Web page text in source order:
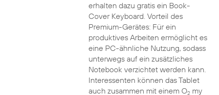
erhalten dazu gratis ein Book-
Cover Keyboard. Vorteil des
Premium-Gerätes: Für ein
produktives Arbeiten ermöglicht es
eine PC-ähnliche Nutzung, sodass
unterwegs auf ein zusätzliches
Notebook verzichtet werden kann.
Interessenten können das Tablet
auch zusammen mit einem O2my